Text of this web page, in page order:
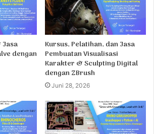
Jasa
dengan
Kursus, Pelatihan, dan Jasa
Pembuatan Visualisasi
Karakter & Sculpting Digital
dengan ZBrush
Juni 28, 2026